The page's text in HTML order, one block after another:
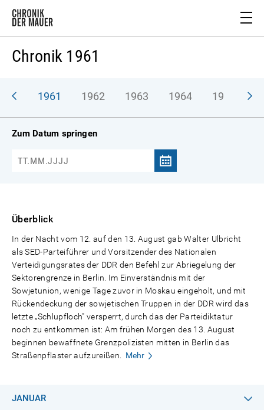
Chronik 1961
1961 1962 1963 1964 1965
Zum Datum springen
Überblick
In der Nacht vom 12. auf den 13. August gab Walter Ulbricht
als SED-Parteiführer und Vorsitzender des Nationalen
Verteidigungsrates der DDR den Befehl zur Abriegelung der
Sektorengrenze in Berlin. Im Einverständnis mit der
Sowjetunion, wenige Tage zuvor in Moskau eingeholt, und mit
Rückendeckung der sowjetischen Truppen in der DDR wird das
letzte „Schlupfloch" versperrt, durch das der Parteidiktatur
noch zu entkommen ist: Am frühen Morgen des 13. August
beginnen bewaffnete Grenzpolizisten mitten in Berlin das
Straßenpflaster aufzureißen.
Mehr
JANUAR